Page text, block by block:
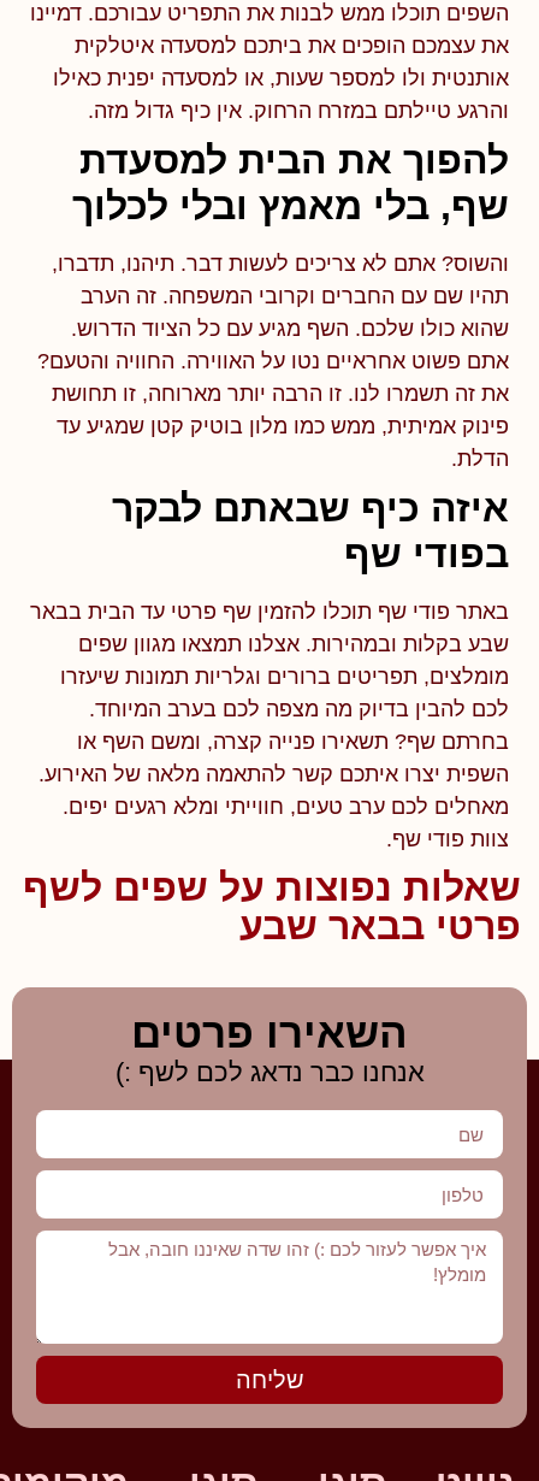
השפים תוכלו ממש לבנות את התפריט עבורכם. דמיינו
את עצמכם הופכים את ביתכם למסעדה איטלקית
אותנטית ולו למספר שעות, או למסעדה יפנית כאילו
והרגע טיילתם במזרח הרחוק. אין כיף גדול מזה.
להפוך את הבית למסעדת
שף, בלי מאמץ ובלי לכלוך
והשוס? אתם לא צריכים לעשות דבר. תיהנו, תדברו,
תהיו שם עם החברים וקרובי המשפחה. זה הערב
שהוא כולו שלכם. השף מגיע עם כל הציוד הדרוש.
אתם פשוט אחראיים נטו על האווירה. החוויה והטעם?
את זה תשמרו לנו. זו הרבה יותר מארוחה, זו תחושת
פינוק אמיתית, ממש כמו מלון בוטיק קטן שמגיע עד
הדלת.
איזה כיף שבאתם לבקר
בפודי שף
באתר פודי שף תוכלו להזמין שף פרטי עד הבית בבאר
שבע בקלות ובמהירות. אצלנו תמצאו מגוון שפים
מומלצים, תפריטים ברורים וגלריות תמונות שיעזרו
לכם להבין בדיוק מה מצפה לכם בערב המיוחד.
בחרתם שף? תשאירו פנייה קצרה, ומשם השף או
השפית יצרו איתכם קשר להתאמה מלאה של האירוע.
מאחלים לכם ערב טעים, חווייתי ומלא רגעים יפים.
צוות פודי שף.
שאלות נפוצות על שפים לשף
פרטי בבאר שבע
השאירו פרטים
אנחנו כבר נדאג לכם לשף :)
שליחה